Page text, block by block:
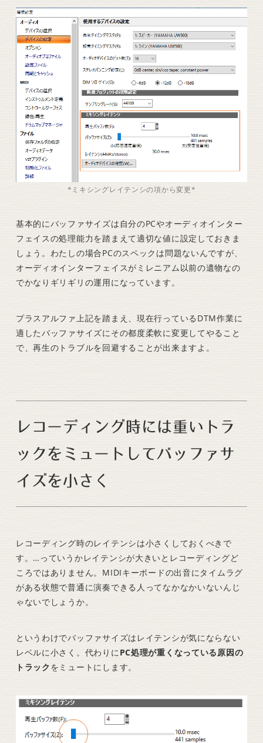
*ミキシングレイテンシの項から変更*
基本的にバッファサイズは自分のPCやオーディオインター
フェイスの処理能力を踏まえて適切な値に設定しておきま
しょう。わたしの場合PCのスペックは問題ないんですが、
オーディオインターフェイスがミレニアム以前の遺物なの
でかなりギリギリの運用になっています。
プラスアルファ上記を踏まえ、現在行っているDTM作業に
適したバッファサイズにその都度柔軟に変更してやること
で、再生のトラブルを回避することが出来ますよ。
レコーディング時には重いトラ
ックをミュートしてバッファサ
イズを小さく
レコーディング時のレイテンシは小さくしておくべきで
す。…っていうかレイテンシが大きいとレコーディングど
ころではありません。MIDIキーボードの出音にタイムラグ
がある状態で普通に演奏できる人ってなかなかいないんじ
ゃないでしょうか。
というわけでバッファサイズはレイテンシが気にならない
レベルに小さく。代わりにPC処理が重くなっている原因の
トラックをミュートにします。